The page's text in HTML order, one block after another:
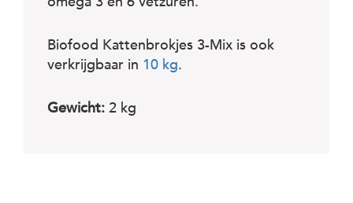
Biofood Kattenbrokjes 3-Mix is ook
verkrijgbaar in 10 kg.
Gewicht: 2 kg